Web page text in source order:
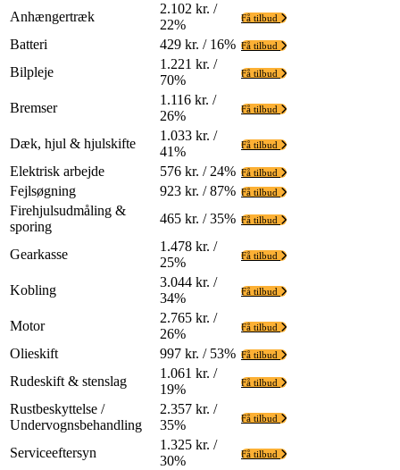
Anhængertræk
2.102 kr. /
22%
Få tilbud
Batteri 429 kr. / 16% Få tilbud
Bilpleje
1.221 kr. /
70%
Få tilbud
Bremser
1.116 kr. /
26%
Få tilbud
Dæk, hjul & hjulskifte
1.033 kr. /
41%
Få tilbud
Elektrisk arbejde 576 kr. / 24% Få tilbud
Fejlsøgning 923 kr. / 87% Få tilbud
Firehjulsudmåling &
sporing
465 kr. / 35% Få tilbud
Gearkasse
1.478 kr. /
25%
Få tilbud
Kobling
3.044 kr. /
34%
Få tilbud
Motor
2.765 kr. /
26%
Få tilbud
Olieskift 997 kr. / 53% Få tilbud
Rudeskift & stenslag
1.061 kr. /
19%
Få tilbud
Rustbeskyttelse /
Undervognsbehandling
2.357 kr. /
35%
Få tilbud
Serviceeftersyn
1.325 kr. /
30%
Få tilbud